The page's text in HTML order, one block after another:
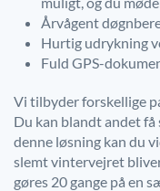
Årvågent
Hurtig udrykning
Fuld GPS-
Vi tilbyder forskellige
Du kan blandt andet
denne løsning kan du
slemt vintervejret
gøres 20 gange på en